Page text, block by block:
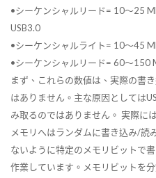
•シーケンシャルリード= 10〜25
USB3.0
•シーケンシャルライト= 10〜45
•シーケンシャルリード= 60〜150
まず、これらの数値は、実際の書
はありません。主な原因としては
み取るのではありません。 実際に
メモリへはランダムに書き込み/読
ないように特定のメモリビットで
作業しています。メモリビットを